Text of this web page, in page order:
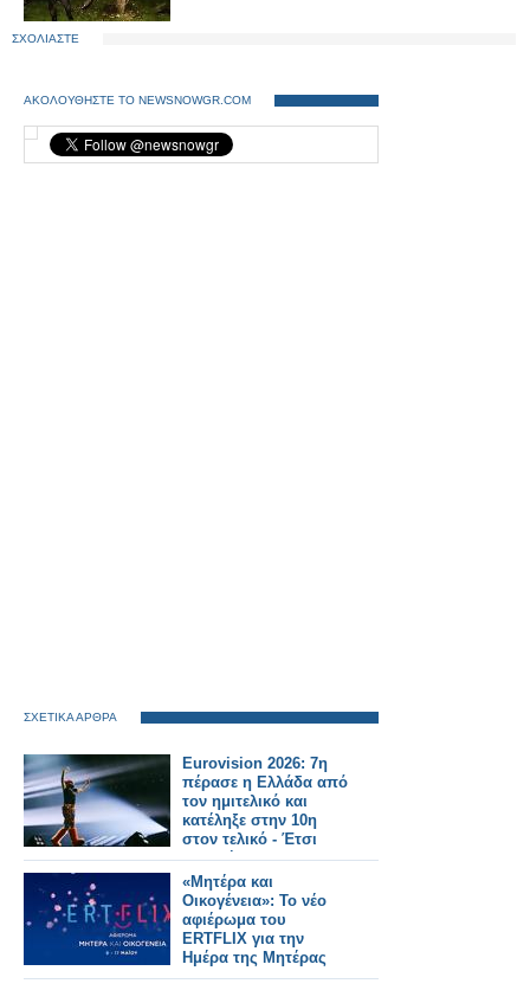
ΣΧΟΛΙΑΣΤΕ
ΑΚΟΛΟΥΘΗΣΤΕ ΤΟ NEWSNOWGR.COM
ΣΧΕΤΙΚΑ ΑΡΘΡΑ
Eurovision 2026: 7η
πέρασε η Ελλάδα από
τον ημιτελικό και
κατέληξε στην 10η
στον τελικό - Έτσι
μας ψήφισαν
«Μητέρα και
Οικογένεια»: Το νέο
αφιέρωμα του
ERTFLIX για την
Ημέρα της Μητέρας